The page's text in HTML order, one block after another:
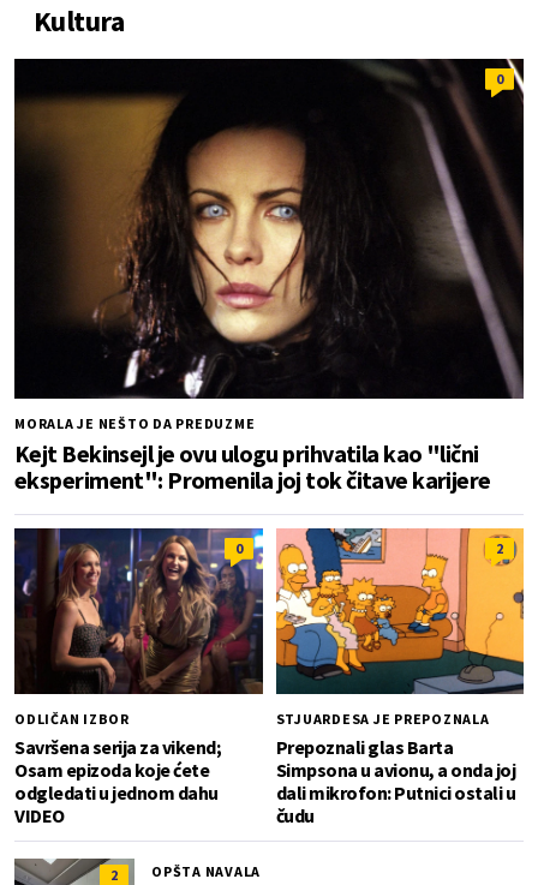
Kultura
0
MORALA JE NEŠTO DA PREDUZME
Kejt Bekinsejl je ovu ulogu prihvatila kao "lični
eksperiment": Promenila joj tok čitave karijere
0
ODLIČAN IZBOR
Savršena serija za vikend;
Osam epizoda koje ćete
odgledati u jednom dahu
VIDEO
2
STJUARDESA JE PREPOZNALA
Prepoznali glas Barta
Simpsona u avionu, a onda joj
dali mikrofon: Putnici ostali u
čudu
2 OPŠTA NAVALA